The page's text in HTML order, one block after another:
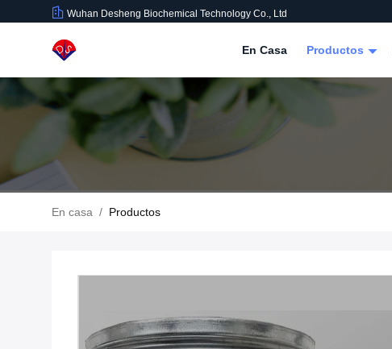
Wuhan Desheng Biochemical Technology Co., Ltd
En Casa Productos
En casa / Productos